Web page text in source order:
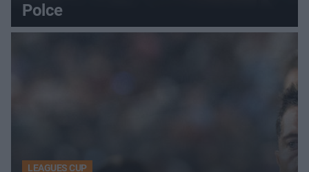
Polce
LEAGUES CUP